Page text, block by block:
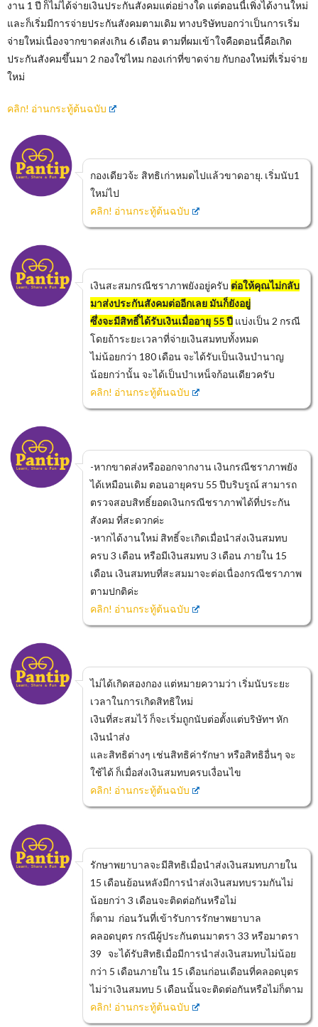
งาน 1 ปี ก็ไม่ได้จ่ายเงินประกันสังคมแต่อย่างใด แต่ตอนนี้เพิ่งได้งานใหม่
และก็เริ่มมีการจ่ายประกันสังคมตามเดิม ทางบริษัทบอกว่าเป็นการเริ่ม
จ่ายใหม่เนื่องจากขาดส่งเกิน 6 เดือน ตามที่ผมเข้าใจคือตอนนี้คือเกิด
ประกันสังคมขึ้นมา 2 กองใช่ไหม กองเก่าที่ขาดจ่าย กับกองใหม่ที่เริ่มจ่าย
ใหม่
คลิก! อ่านกระทู้ต้นฉบับ
กองเดียวจ้ะ สิทธิเก่าหมดไปแล้วขาดอายุ. เริ่มนับ1
ใหม่ไป
คลิก! อ่านกระทู้ต้นฉบับ
เงินสะสมกรณีชราภาพยังอยู่ครับ ต่อให้คุณไม่กลับ
มาส่งประกันสังคมต่ออีกเลย มันก็ยังอยู่
ซึ่งจะมีสิทธิ์ได้รับเงินเมื่ออายุ 55 ปี แบ่งเป็น 2 กรณี
โดยถ้าระยะเวลาที่จ่ายเงินสมทบทั้งหมด
ไม่น้อยกว่า 180 เดือน จะได้รับเป็นเงินบำนาญ
น้อยกว่านั้น จะได้เป็นบำเหน็จก้อนเดียวครับ
คลิก! อ่านกระทู้ต้นฉบับ
-หากขาดส่งหรือออกจากงาน เงินกรณีชราภาพยัง
ได้เหมือนเดิม ตอนอายุครบ 55 ปีบริบรูณ์ สามารถ
ตรวจสอบสิทธิ์ยอดเงินกรณีชราภาพได้ที่ประกัน
สังคม ที่สะดวกค่ะ
-หากได้งานใหม่ สิทธิ์จะเกิดเมื่อนำส่งเงินสมทบ
ครบ 3 เดือน หรือมีเงินสมทบ 3 เดือน ภายใน 15
เดือน เงินสมทบที่สะสมมาจะต่อเนื่องกรณีชราภาพ
ตามปกติค่ะ
คลิก! อ่านกระทู้ต้นฉบับ
ไม่ได้เกิดสองกอง แต่หมายความว่า เริ่มนับระยะ
เวลาในการเกิดสิทธิใหม่
เงินที่สะสมไว้ ก็จะเริ่มถูกนับต่อตั้งแต่บริษัทฯ หัก
เงินนำส่ง
และสิทธิต่างๆ เช่นสิทธิค่ารักษา หรือสิทธิอื่นๆ จะ
ใช้ได้ ก็เมื่อส่งเงินสมทบครบเงื่อนไข
คลิก! อ่านกระทู้ต้นฉบับ
รักษาพยาบาลจะมีสิทธิเมื่อนำส่งเงินสมทบภายใน
15 เดือนย้อนหลังมีการนำส่งเงินสมทบรวมกันไม่
น้อยกว่า 3 เดือนจะติดต่อกันหรือไม่
ก็ตาม ก่อนวันที่เข้ารับการรักษาพยาบาล
คลอดบุตร กรณีผู้ประกันตนมาตรา 33 หรือมาตรา
39 จะได้รับสิทธิเมื่อมีการนำส่งเงินสมทบไม่น้อย
กว่า 5 เดือนภายใน 15 เดือนก่อนเดือนที่คลอดบุตร
ไม่ว่าเงินสมทบ 5 เดือนนั้นจะติดต่อกันหรือไม่ก็ตาม
คลิก! อ่านกระทู้ต้นฉบับ